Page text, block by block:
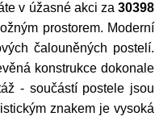
v úžasné akci za30398
prostorem. Moderní
čalouněných postelí.
konstrukce dokonale
- součástí postele jsou
znakem je vysoká